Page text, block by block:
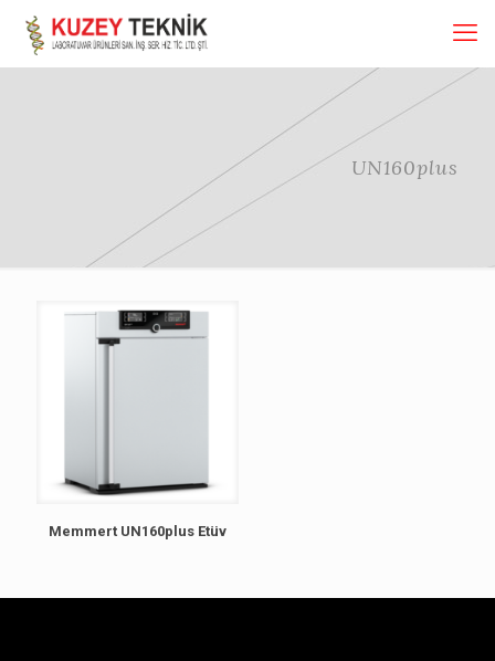
UN160plus
Memmert UN160plus Etüv